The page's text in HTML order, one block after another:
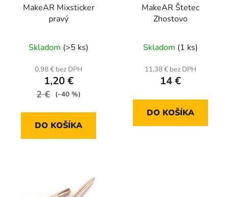
MakeAR Mixsticker
pravý
Skladom (>5 ks)
0,98 € bez DPH
1,20 €
2 € (–40 %)
DO KOŠÍKA
MakeAR Štetec
Zhostovo
Skladom (1 ks)
11,38 € bez DPH
14 €
DO KOŠÍKA